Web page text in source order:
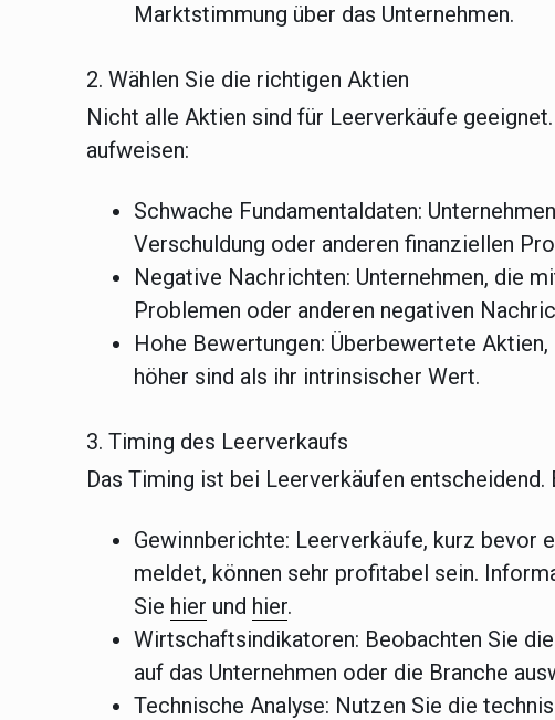
Marktstimmung über das Unternehmen.
2. Wählen Sie die richtigen Aktien
Nicht alle Aktien sind für Leerverkäufe
aufweisen:
Schwache Fundamentaldaten:
Verschuldung oder anderen finanziellen
Negative Nachrichten: Unternehmen, die
Problemen oder anderen negativen
Hohe Bewertungen: Überbewertete
höher sind als ihr intrinsischer Wert.
3. Timing des Leerverkaufs
Das Timing ist bei Leerverkäufen
Gewinnberichte: Leerverkäufe, kurz bevor
meldet, können sehr profitabel sein.
Sie hier und hier.
Wirtschaftsindikatoren: Beobachten Sie
auf das Unternehmen oder die Branche
Technische Analyse: Nutzen Sie die